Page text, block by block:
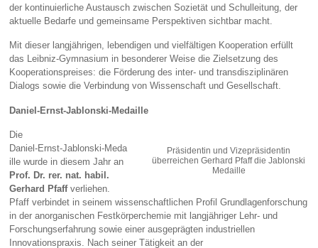
der kontinuierliche Austausch zwischen Sozietät und Schulleitung, der
aktuelle Bedarfe und gemeinsame Perspektiven sichtbar macht.
Mit dieser langjährigen, lebendigen und vielfältigen Kooperation erfüllt
das Leibniz‑Gymnasium in besonderer Weise die Zielsetzung des
Kooperationspreises: die Förderung des inter‑ und transdisziplinären
Dialogs sowie die Verbindung von Wissenschaft und Gesellschaft.
Daniel‑Ernst‑Jablonski‑Medaille
Präsidentin und Vizepräsidentin
überreichen Gerhard Pfaff die Jablonski
Medaille
Die
Daniel‑Ernst‑Jablonski‑Meda
ille wurde in diesem Jahr an
Prof. Dr. rer. nat. habil.
Gerhard Pfaffverliehen.
Pfaff verbindet in seinem wissenschaftlichen Profil Grundlagenforschung
in der anorganischen Festkörperchemie mit langjähriger Lehr‑ und
Forschungserfahrung sowie einer ausgeprägten industriellen
Innovationspraxis. Nach seiner Tätigkeit an der